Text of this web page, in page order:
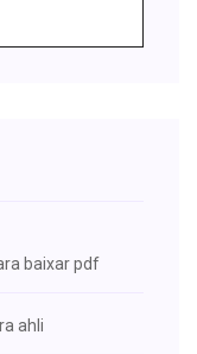
baixar pdf
ahli